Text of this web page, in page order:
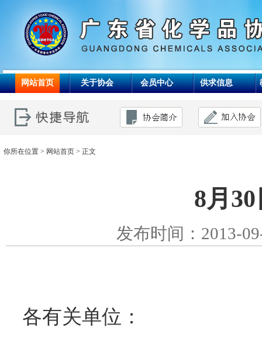
网站首页 关于协会 会员中心 供求信息
你所在位置 > 网站首页 > 正文
8月
发布时间：
各有关单位：